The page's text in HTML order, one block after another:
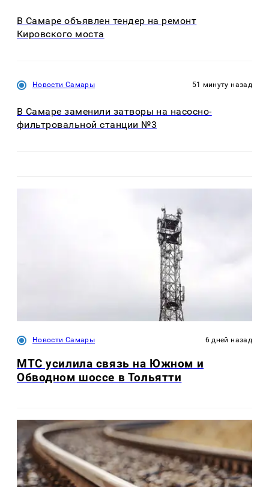
В Самаре объявлен тендер на ремонт
Кировского моста
Новости Самары 51 минуту назад
В Самаре заменили затворы на насосно-
фильтровальной станции №3
Новости Самары 6 дней назад
МТС усилила связь на Южном и
Обводном шоссе в Тольятти